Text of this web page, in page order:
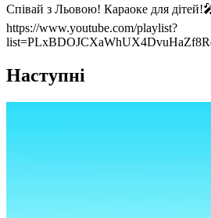
Співай з Льовою! Караоке для
https://www.youtube.com/playlist?
Наступні